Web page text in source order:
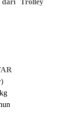
Trolley